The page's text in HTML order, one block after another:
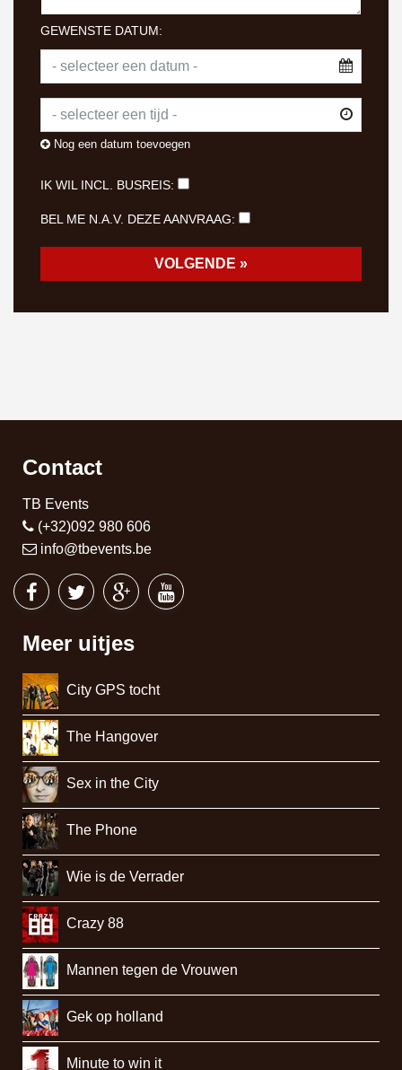
GEWENSTE DATUM:
Nog een datum toevoegen
IK WIL INCL. BUSREIS:
BEL ME N.A.V. DEZE AANVRAAG:
Contact
TB Events
(+32)092 980 606
info@tbevents.be
Meer uitjes
City GPS tocht
The Hangover
Sex in the City
The Phone
Wie is de Verrader
Crazy 88
Mannen tegen de Vrouwen
Gek op holland
Minute to win it